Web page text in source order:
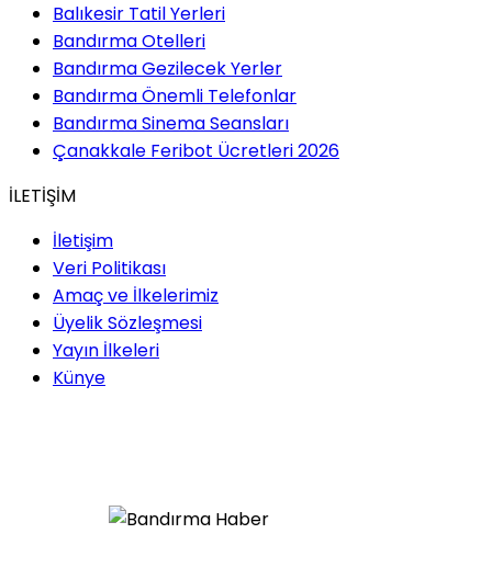
Balıkesir Tatil Yerleri
Bandırma Otelleri
Bandırma Gezilecek Yerler
Bandırma Önemli Telefonlar
Bandırma Sinema Seansları
Çanakkale Feribot Ücretleri 2026
İLETİŞİM
İletişim
Veri Politikası
Amaç ve İlkelerimiz
Üyelik Sözleşmesi
Yayın İlkeleri
Künye